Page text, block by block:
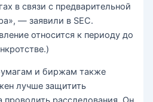
в связи с предварительной
— заявили в SEC.
относится к периоду до
и биржам также
лучше защитить